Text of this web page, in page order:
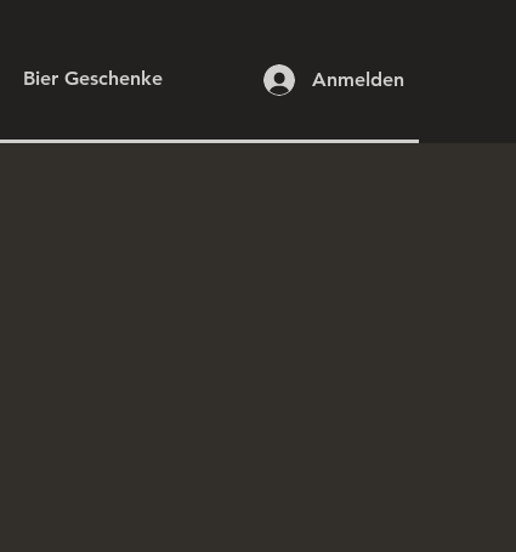
Anmelden
Bier Geschenke